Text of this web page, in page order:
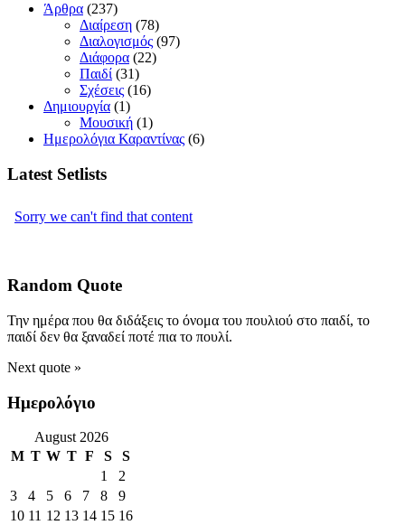
Άρθρα (237)
Διαίρεση (78)
Διαλογισμός (97)
Διάφορα (22)
Παιδί (31)
Σχέσεις (16)
Δημιουργία (1)
Μουσική (1)
Ημερολόγια Καραντίνας (6)
Latest Setlists
Random Quote
Την ημέρα που θα διδάξεις το όνομα του πουλιού στο παιδί, το
παιδί δεν θα ξαναδεί ποτέ πια το πουλί.
Next quote »
Ημερολόγιο
August 2026
M T W T F S S
1
2
3
4 5 6 7 8
9
10 11 12 13 14 15 16